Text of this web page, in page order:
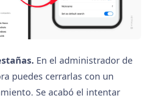
En el administrador de
puedes cerrarlas con un
Se acabó el intentar